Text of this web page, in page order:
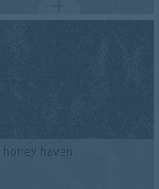
honey haven